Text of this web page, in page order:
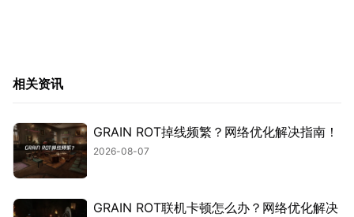
相关资讯
GRAIN ROT掉线频繁？网络优化解决指南！
2026-08-07
GRAIN ROT联机卡顿怎么办？网络优化解决